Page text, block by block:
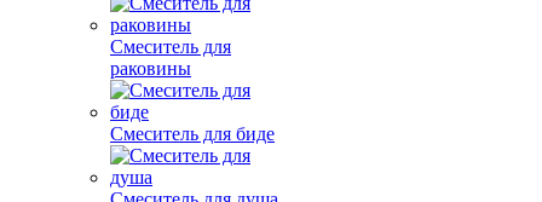
Смеситель для
раковины
Смеситель для биде